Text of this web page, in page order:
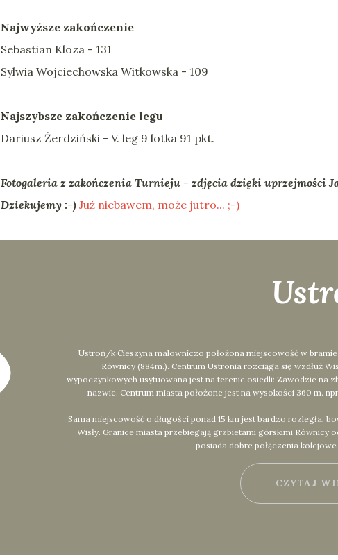
Najwyższe zakończenie
Sebastian Kloza - 131
Sylwia Wojciechowska Witkowska - 109
Najszybsze zakończenie legu
Dariusz Żerdziński - V. leg 9 lotka 91 pkt.
Fotogaleria z zakończenia Turnieju - zdjęcia dzięki uprzejmości
Dziekujemy :-) Już niebawem, może jutro... ;-)
Ustroń/k Cieszyna malowniczo położona miejscowość w
Równicy (884m.). Centrum Ustronia rozciąga się wzdłuż
wypoczynkowych usytuowana jest na terenie osiedli: Zawodzie na
nazwie. Centrum miasta położone jest na wysokości 360 m.
Sama miejscowość o długości ponad 15 km jest bardzo rozległa,
Wisły. Granice miasta przebiegają grzbietami górskimi Równicy
posiada dobre połączenia
CZYTAJ